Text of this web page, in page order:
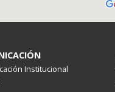
Institucional